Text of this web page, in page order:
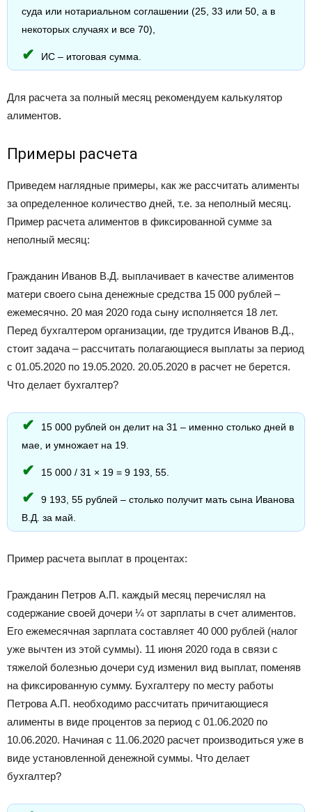
суда или нотариальном соглашении (25, 33 или 50, а в
некоторых случаях и все 70),
ИС – итоговая сумма.
Для расчета за полный месяц рекомендуем калькулятор
алиментов.
Примеры расчета
Приведем наглядные примеры, как же рассчитать алименты
за определенное количество дней, т.е. за неполный месяц.
Пример расчета алиментов в фиксированной сумме за
неполный месяц:
Гражданин Иванов В.Д. выплачивает в качестве алиментов
матери своего сына денежные средства 15 000 рублей –
ежемесячно. 20 мая 2020 года сыну исполняется 18 лет.
Перед бухгалтером организации, где трудится Иванов В.Д.,
стоит задача – рассчитать полагающиеся выплаты за период
с 01.05.2020 по 19.05.2020. 20.05.2020 в расчет не берется.
Что делает бухгалтер?
15 000 рублей он делит на 31 – именно столько дней в
мае, и умножает на 19.
15 000 / 31 × 19 = 9 193, 55.
9 193, 55 рублей – столько получит мать сына Иванова
В.Д. за май.
Пример расчета выплат в процентах:
Гражданин Петров А.П. каждый месяц перечислял на
содержание своей дочери ¼ от зарплаты в счет алиментов.
Его ежемесячная зарплата составляет 40 000 рублей (налог
уже вычтен из этой суммы). 11 июня 2020 года в связи с
тяжелой болезнью дочери суд изменил вид выплат, поменяв
на фиксированную сумму. Бухгалтеру по месту работы
Петрова А.П. необходимо рассчитать причитающиеся
алименты в виде процентов за период с 01.06.2020 по
10.06.2020. Начиная с 11.06.2020 расчет производиться уже в
виде установленной денежной суммы. Что делает
бухгалтер?